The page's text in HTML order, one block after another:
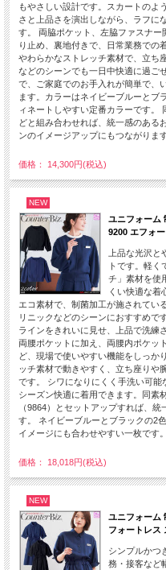
もやさしい設計です。スカートのよ
さと上品さを演出しながら、ラフに
す。 両脇ポケット、左脇ファスナ
り止め、裏地付きで、日常業務での
やわらかなストレッチ素材で、立ち
などのシーンでも一日中快適に過ご
で、ご家庭でのお手入れが簡単で、
ます。カラーはネイビーブルーとブ
ィネートしやすい定番カラーです。
どと組み合わせれば、統一感のある
ンのイメージアップにもつながります
価格： 14,300円(税込)
NEW
ユニフォーム
9200 エフォ
上品な光沢
トです。軽く
チ」素材を使
くい快適な着
エコ素材で、制菌加工が施されてい
リニックなどのシーンにおすすめで
ラインをきれいに見せ、上品で洗練
両腰ポケットに加え、両腰内ポケッ
ど、現場で使いやすい機能をしっか
ッチ素材で動きやすく、立ち座りや
です。 シワになりにくく手洗い可
シーズン快適に着用できます。同素
（9864）とセットアップすれば、
す。 ネイビーブルーとブラックの2
イメージにも合わせやすい一枚です。
価格： 18,018円(税込)
NEW
ユニフォーム
フォートレス
シンプルかつ
務・接客など